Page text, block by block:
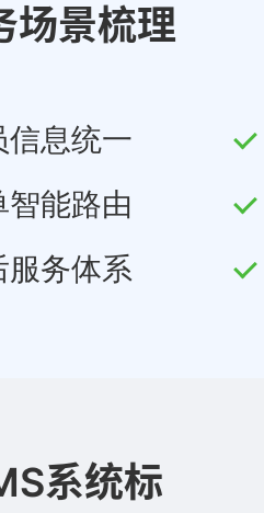
场景梳理
信息统一
能路由
务体系
系统标